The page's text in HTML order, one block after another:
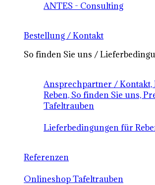
ANTES - Consulting
Bestellung / Kontakt
So finden Sie uns /
Ansprechpartner /
Reben, So finden Sie uns,
Tafeltrauben
Lieferbedingungen für
Referenzen
Onlineshop Tafeltrauben